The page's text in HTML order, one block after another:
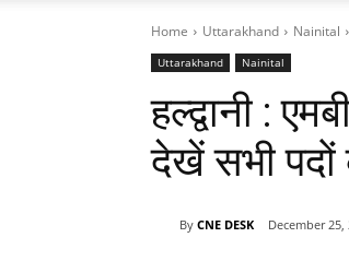
Home Uttarakhand Nainital
Uttarakhand Nainital
हल्द्वानी :
देखें सभी पदों
By CNE DESK December 25,